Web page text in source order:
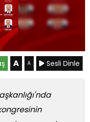
A A Sesli Dinle